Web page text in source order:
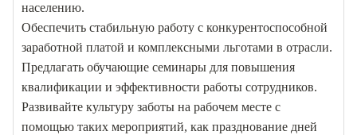
населению.
Обеспечить стабильную работу с конкурентоспособной
заработной платой и комплексными льготами в отрасли.
Предлагать обучающие семинары для повышения
квалификации и эффективности работы сотрудников.
Развивайте культуру заботы на рабочем месте с
помощью таких мероприятий, как празднование дней